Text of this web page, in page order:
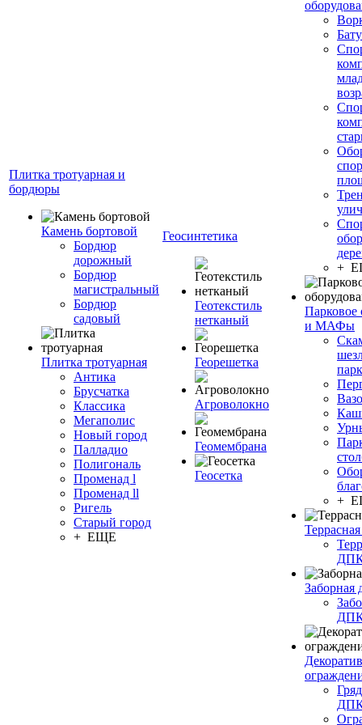
Плитка тротуарная и
бордюры
Камень бортовой
Бордюр
дорожный
Бордюр
магистральный
Бордюр
садовый
Плитка тротуарная
Антика
Брусчатка
Классика
Мегаполис
Новый город
Палладио
Полигональ
Променад l
Променад ll
Ригель
Старый город
+ ЕЩЕ
Геосинтетика
Геотекстиль
нетканый
Георешетка
Агроволокно
Геомембрана
Геосетка
+
Парковое
и МАФы
+
Заборная